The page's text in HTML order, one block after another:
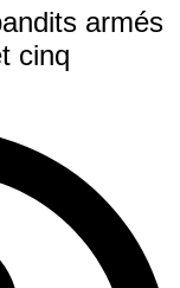
armés
cinq